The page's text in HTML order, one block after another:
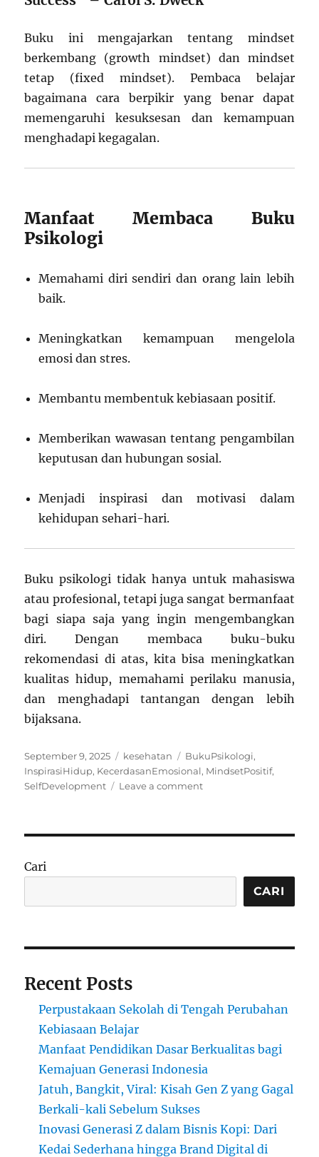
Buku ini mengajarkan tentang mindset
berkembang (growth mindset) dan mindset
tetap (fixed mindset). Pembaca belajar
bagaimana cara berpikir yang benar dapat
memengaruhi kesuksesan dan kemampuan
menghadapi kegagalan.
Manfaat Membaca Buku
Psikologi
Memahami diri sendiri dan orang lain lebih
baik.
Meningkatkan kemampuan mengelola
emosi dan stres.
Membantu membentuk kebiasaan positif.
Memberikan wawasan tentang pengambilan
keputusan dan hubungan sosial.
Menjadi inspirasi dan motivasi dalam
kehidupan sehari-hari.
Buku psikologi tidak hanya untuk mahasiswa
atau profesional, tetapi juga sangat bermanfaat
bagi siapa saja yang ingin mengembangkan
diri. Dengan membaca buku-buku
rekomendasi di atas, kita bisa meningkatkan
kualitas hidup, memahami perilaku manusia,
dan menghadapi tantangan dengan lebih
bijaksana.
Posted
on
September 9, 2025 Categories
kesehatan Tags
BukuPsikologi,
InspirasiHidup, KecerdasanEmosional, MindsetPositif,
SelfDevelopment
Leave a commenton
dan
Membantu
Kehidupan
Cari
CARI
Recent Posts
Perpustakaan Sekolah di Tengah Perubahan
Kebiasaan Belajar
Manfaat Pendidikan Dasar Berkualitas bagi
Kemajuan Generasi Indonesia
Jatuh, Bangkit, Viral: Kisah Gen Z yang Gagal
Berkali-kali Sebelum Sukses
Inovasi Generasi Z dalam Bisnis Kopi: Dari
Kedai Sederhana hingga Brand Digital di